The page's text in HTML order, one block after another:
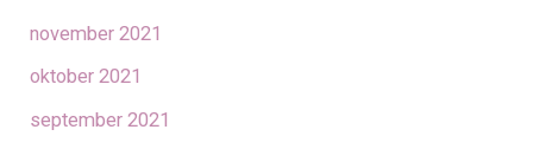
november 2021
oktober 2021
september 2021